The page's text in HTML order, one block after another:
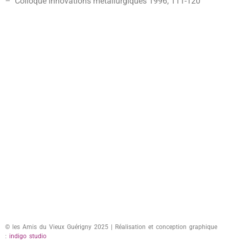
© les Amis du Vieux Guérigny 2025 | Réalisation et conception graphique
: indigo studio